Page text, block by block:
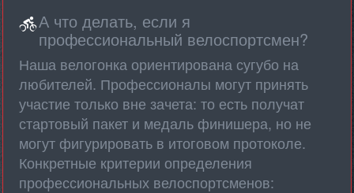
А что делать, если я
профессиональный велоспортсмен?
Наша велогонка ориентирована сугубо на
любителей. Профессионалы могут принять
участие только вне зачета: то есть получат
стартовый пакет и медаль финишера, но не
могут фигурировать в итоговом протоколе.
Конкретные критерии определения
профессиональных велоспортсменов: